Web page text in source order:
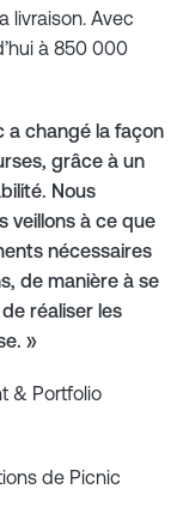
livraison. Avec
à 850 000
a changé la façon
grâce à un
Nous
veillons à ce que
nécessaires
de manière à se
réaliser les
»
& Portfolio
de Picnic